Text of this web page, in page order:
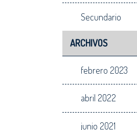
Secundario
ARCHIVOS
febrero 2023
abril 2022
junio 2021